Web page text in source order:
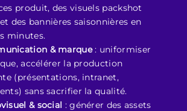
produit, des visuels packshot
des bannières saisonnières en
minutes.
& marque: uniformiser
accélérer la production
(présentations, intranet,
sans sacrifier la qualité.
& social : générer des assets